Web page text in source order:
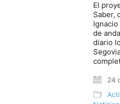
El
Saber,
de
diario
24